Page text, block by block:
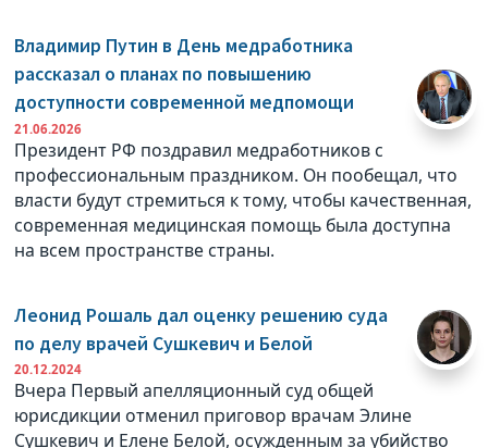
Владимир Путин в День медработника
рассказал о планах по повышению
доступности современной медпомощи
21.06.2026
Президент РФ поздравил медработников с
профессиональным праздником. Он пообещал, что
власти будут стремиться к тому, чтобы качественная,
современная медицинская помощь была доступна
на всем пространстве страны.
Леонид Рошаль дал оценку решению суда
по делу врачей Сушкевич и Белой
20.12.2024
Вчера Первый апелляционный суд общей
юрисдикции отменил приговор врачам Элине
Сушкевич и Елене Белой, осужденным за убийство